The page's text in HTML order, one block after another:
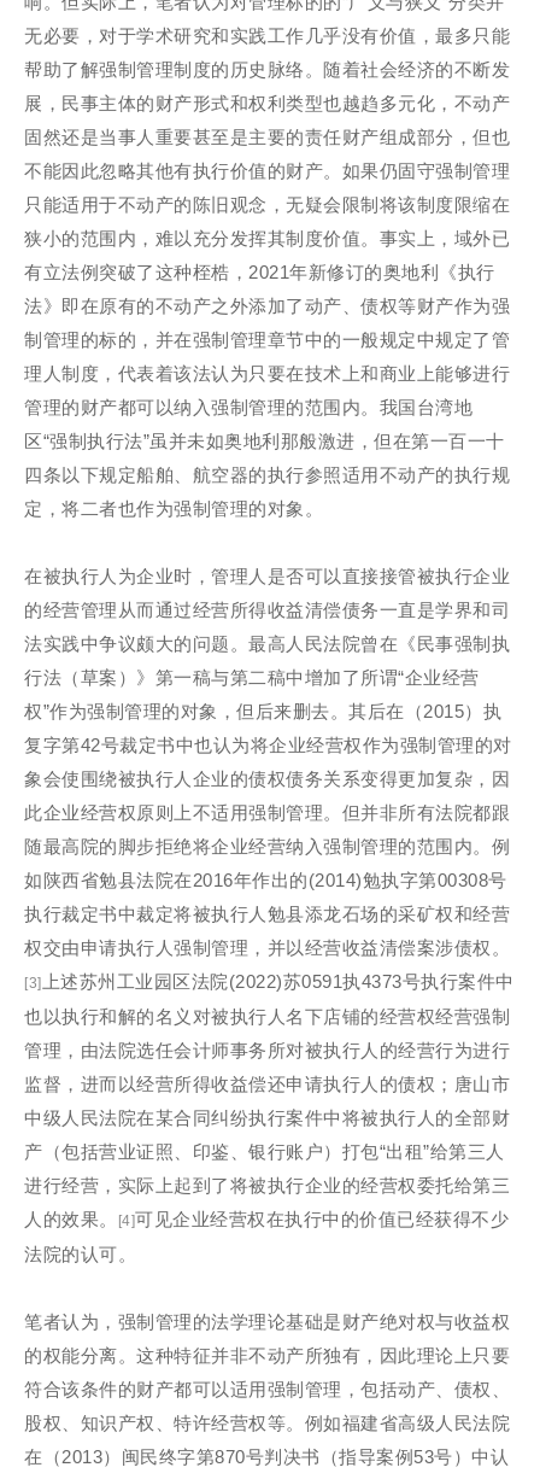
无必要，对于学术研究和实践工作几乎没有价值，最多只能
帮助了解强制管理制度的历史脉络。随着社会经济的不断发
展，民事主体的财产形式和权利类型也越趋多元化，不动产
固然还是当事人重要甚至是主要的责任财产组成部分，但也
不能因此忽略其他有执行价值的财产。如果仍固守强制管理
只能适用于不动产的陈旧观念，无疑会限制将该制度限缩在
狭小的范围内，难以充分发挥其制度价值。事实上，域外已
有立法例突破了这种桎梏，2021年新修订的奥地利《执行
法》即在原有的不动产之外添加了动产、债权等财产作为强
制管理的标的，并在强制管理章节中的一般规定中规定了管
理人制度，代表着该法认为只要在技术上和商业上能够进行
管理的财产都可以纳入强制管理的范围内。我国台湾地
区“强制执行法”虽并未如奥地利那般激进，但在第一百一十
四条以下规定船舶、航空器的执行参照适用不动产的执行规
定，将二者也作为强制管理的对象。
在被执行人为企业时，管理人是否可以直接接管被执行企业
的经营管理从而通过经营所得收益清偿债务一直是学界和司
法实践中争议颇大的问题。最高人民法院曾在《民事强制执
行法（草案）》第一稿与第二稿中增加了所谓“企业经营
权”作为强制管理的对象，但后来删去。其后在（2015）执
复字第42号裁定书中也认为将企业经营权作为强制管理的对
象会使围绕被执行人企业的债权债务关系变得更加复杂，因
此企业经营权原则上不适用强制管理。但并非所有法院都跟
随最高院的脚步拒绝将企业经营纳入强制管理的范围内。例
如陕西省勉县法院在2016年作出的(2014)勉执字第00308号
执行裁定书中裁定将被执行人勉县添龙石场的采矿权和经营
权交由申请执行人强制管理，并以经营收益清偿案涉债权。
[3]
上述苏州工业园区法院(2022)苏0591执4373号执行案件中
也以执行和解的名义对被执行人名下店铺的经营权经营强制
管理，由法院选任会计师事务所对被执行人的经营行为进行
监督，进而以经营所得收益偿还申请执行人的债权；唐山市
中级人民法院在某合同纠纷执行案件中将被执行人的全部财
产（包括营业证照、印鉴、银行账户）打包“出租”给第三人
进行经营，实际上起到了将被执行企业的经营权委托给第三
人的效果。
[4]可见企业经营权在执行中的价值已经获得不少
法院的认可。
笔者认为，强制管理的法学理论基础是财产绝对权与收益权
的权能分离。这种特征并非不动产所独有，因此理论上只要
符合该条件的财产都可以适用强制管理，包括动产、债权、
股权、知识产权、特许经营权等。例如福建省高级人民法院
在（2013）闽民终字第870号判决书（指导案例53号）中认